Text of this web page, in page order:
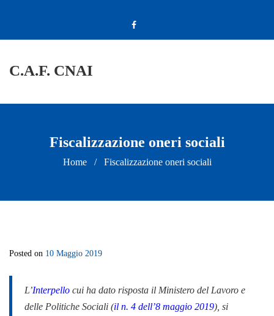
C.A.F. CNAI
Fiscalizzazione oneri sociali
Home/ Fiscalizzazione oneri sociali
Posted on 10 Maggio 2019
L’Interpello cui ha dato risposta il Ministero del Lavoro e
delle Politiche Sociali (il n. 4 dell’8 maggio 2019), si